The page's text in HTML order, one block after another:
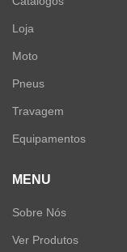
Loja
Moto
Pneus
Travagem
Equipamentos
MENU
Sobre Nós
Ver Produtos